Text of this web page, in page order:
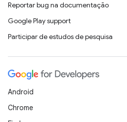
Reportar bug na documentação
Google Play support
Participar de estudos de pesquisa
Android
Chrome